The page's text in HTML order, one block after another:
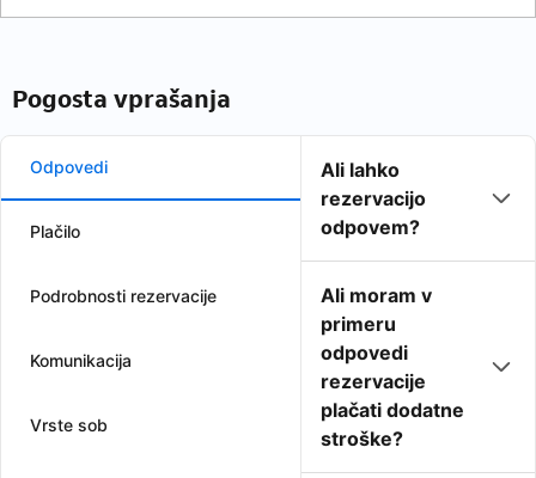
Pogosta vprašanja
Odpovedi
Plačilo
Podrobnosti rezervacije
Komunikacija
Vrste sob
Ali lahko
rezervacijo
odpovem?
Ali moram v
primeru
odpovedi
rezervacije
plačati dodatne
stroške?